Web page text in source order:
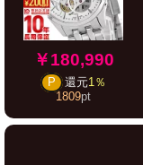
￥180,990
P 還元1％
1809pt